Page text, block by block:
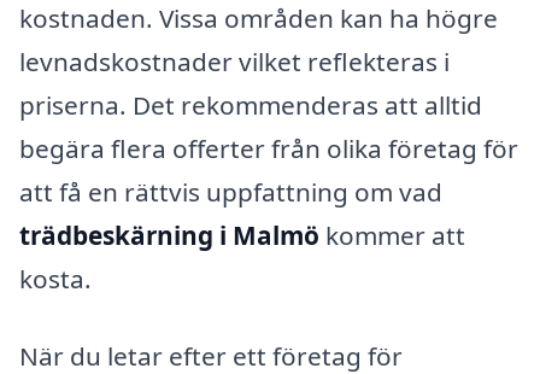
kostnaden. Vissa områden kan ha högre
levnadskostnader vilket reflekteras i
priserna. Det rekommenderas att alltid
begära flera offerter från olika företag för
att få en rättvis uppfattning om vad
trädbeskärning i Malmö kommer att
kosta.
När du letar efter ett företag för